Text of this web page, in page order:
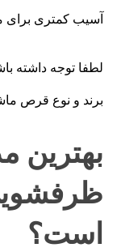
آسیب کمتری
لطفا توجه داشته
برند و نوع قرص
است؟